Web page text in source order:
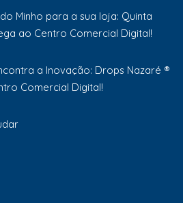
Minho para a sua loja: Quinta
ao Centro Comercial Digital!
a Inovação: Drops Nazaré ®
Comercial Digital!